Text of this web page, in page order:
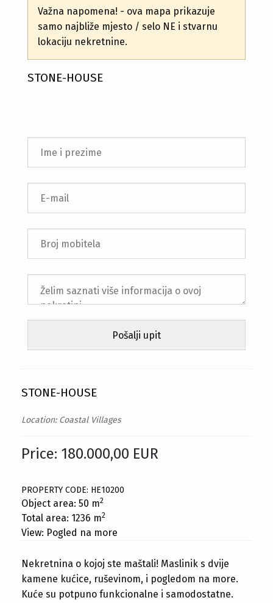
Važna napomena! - ova mapa prikazuje
samo najbliže mjesto / selo NE i stvarnu
lokaciju nekretnine.
STONE-HOUSE
STONE-HOUSE
Location: Coastal Villages
Price: 180.000,00 EUR
PROPERTY CODE: HE10200
Object area: 50 m2
Total area: 1236 m2
View: Pogled na more
Nekretnina o kojoj ste maštali! Maslinik s dvije
kamene kućice, ruševinom, i pogledom na more.
Kuće su potpuno funkcionalne i samodostatne.